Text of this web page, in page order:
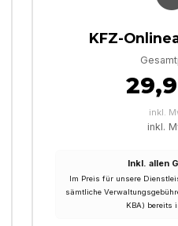
KFZ-
inkl.
inkl.
Inkl. allen
Im Preis für unsere
sämtliche
KBA) bereits